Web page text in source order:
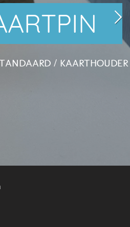
/ KAARTHOUDER